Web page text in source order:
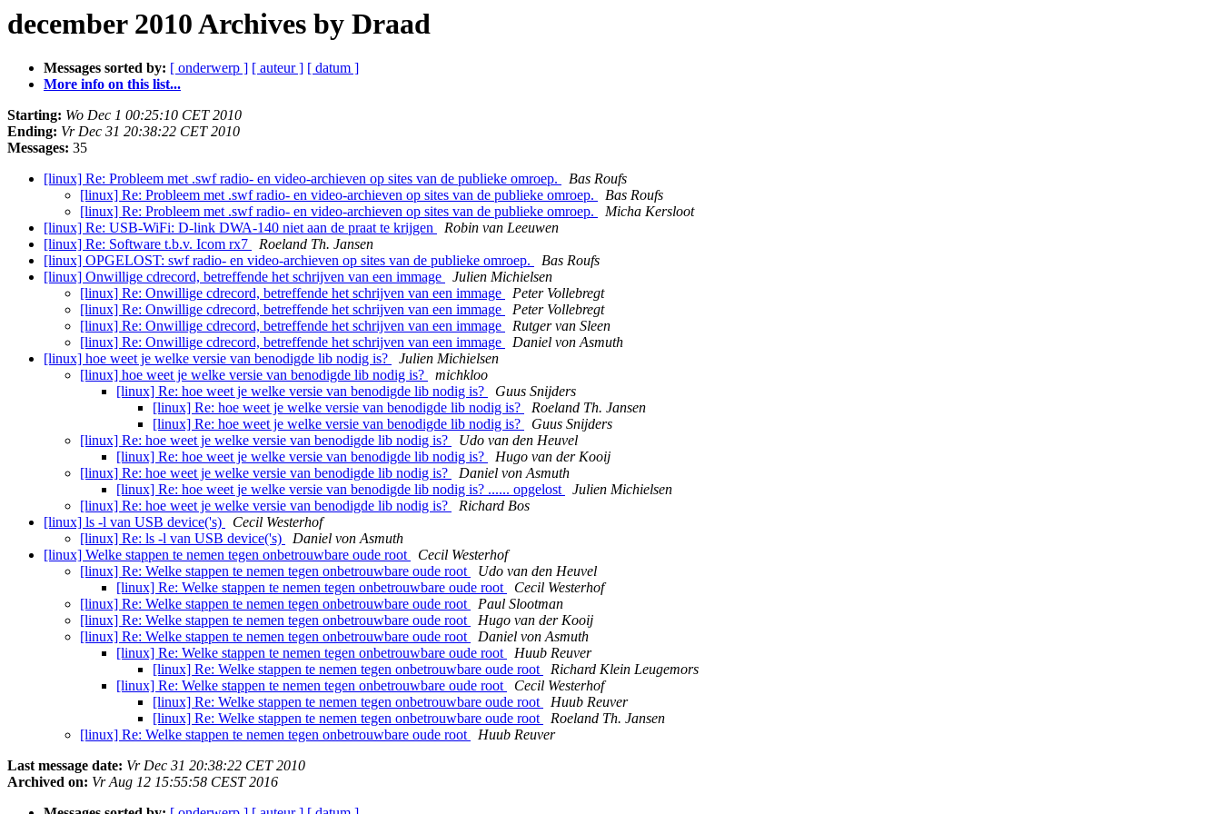
december 2010 Archives by Draad
Messages sorted by: [ onderwerp ] [ auteur ] [ datum ]
More info on this list...
Starting: Wo Dec 1 00:25:10 CET 2010
Ending: Vr Dec 31 20:38:22 CET 2010
Messages: 35
[linux] Re: Probleem met .swf radio- en video-archieven op sites van de publieke omroep.
Bas Roufs
[linux] Re: Probleem met .swf radio- en video-archieven op sites van de publieke omroep.
Bas Roufs
[linux] Re: Probleem met .swf radio- en video-archieven op sites van de publieke omroep.
Micha Kersloot
[linux] Re: USB-WiFi: D-link DWA-140 niet aan de praat te krijgen
Robin van Leeuwen
[linux] Re: Software t.b.v. Icom rx7
Roeland Th. Jansen
[linux] OPGELOST: swf radio- en video-archieven op sites van de publieke omroep.
Bas Roufs
[linux] Onwillige cdrecord, betreffende het schrijven van een immage
Julien Michielsen
[linux] Re: Onwillige cdrecord, betreffende het schrijven van een immage
Peter Vollebregt
[linux] Re: Onwillige cdrecord, betreffende het schrijven van een immage
Peter Vollebregt
[linux] Re: Onwillige cdrecord, betreffende het schrijven van een immage
Rutger van Sleen
[linux] Re: Onwillige cdrecord, betreffende het schrijven van een immage
Daniel von Asmuth
[linux] hoe weet je welke versie van benodigde lib nodig is?
Julien Michielsen
[linux] hoe weet je welke versie van benodigde lib nodig is?
michkloo
[linux] Re: hoe weet je welke versie van benodigde lib nodig is?
Guus Snijders
[linux] Re: hoe weet je welke versie van benodigde lib nodig is?
Roeland Th. Jansen
[linux] Re: hoe weet je welke versie van benodigde lib nodig is?
Guus Snijders
[linux] Re: hoe weet je welke versie van benodigde lib nodig is?
Udo van den Heuvel
[linux] Re: hoe weet je welke versie van benodigde lib nodig is?
Hugo van der Kooij
[linux] Re: hoe weet je welke versie van benodigde lib nodig is?
Daniel von Asmuth
[linux] Re: hoe weet je welke versie van benodigde lib nodig is? ...... opgelost
Julien Michielsen
[linux] Re: hoe weet je welke versie van benodigde lib nodig is?
Richard Bos
[linux] ls -l van USB device('s)
Cecil Westerhof
[linux] Re: ls -l van USB device('s)
Daniel von Asmuth
[linux] Welke stappen te nemen tegen onbetrouwbare oude root
Cecil Westerhof
[linux] Re: Welke stappen te nemen tegen onbetrouwbare oude root
Udo van den Heuvel
[linux] Re: Welke stappen te nemen tegen onbetrouwbare oude root
Cecil Westerhof
[linux] Re: Welke stappen te nemen tegen onbetrouwbare oude root
Paul Slootman
[linux] Re: Welke stappen te nemen tegen onbetrouwbare oude root
Hugo van der Kooij
[linux] Re: Welke stappen te nemen tegen onbetrouwbare oude root
Daniel von Asmuth
[linux] Re: Welke stappen te nemen tegen onbetrouwbare oude root
Huub Reuver
[linux] Re: Welke stappen te nemen tegen onbetrouwbare oude root
Richard Klein Leugemors
[linux] Re: Welke stappen te nemen tegen onbetrouwbare oude root
Cecil Westerhof
[linux] Re: Welke stappen te nemen tegen onbetrouwbare oude root
Huub Reuver
[linux] Re: Welke stappen te nemen tegen onbetrouwbare oude root
Roeland Th. Jansen
[linux] Re: Welke stappen te nemen tegen onbetrouwbare oude root
Huub Reuver
Last message date: Vr Dec 31 20:38:22 CET 2010
Archived on: Vr Aug 12 15:55:58 CEST 2016